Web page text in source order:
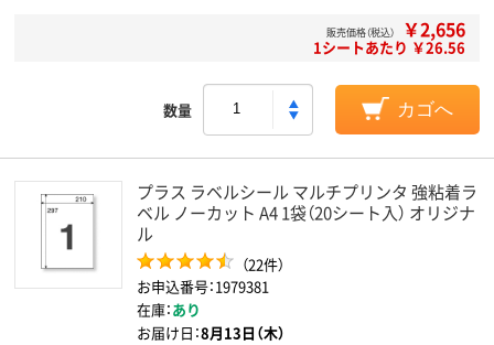
販売価格（税込） ￥2,656
1シートあたり ￥26.56
数量 カゴへ
プラス ラベルシール マルチプリンタ 強粘着ラ
ベル ノーカット A4 1袋（20シート入） オリジナ
ル
（22件）
お申込番号：1979381
在庫：あり
お届け日：8月13日（木）